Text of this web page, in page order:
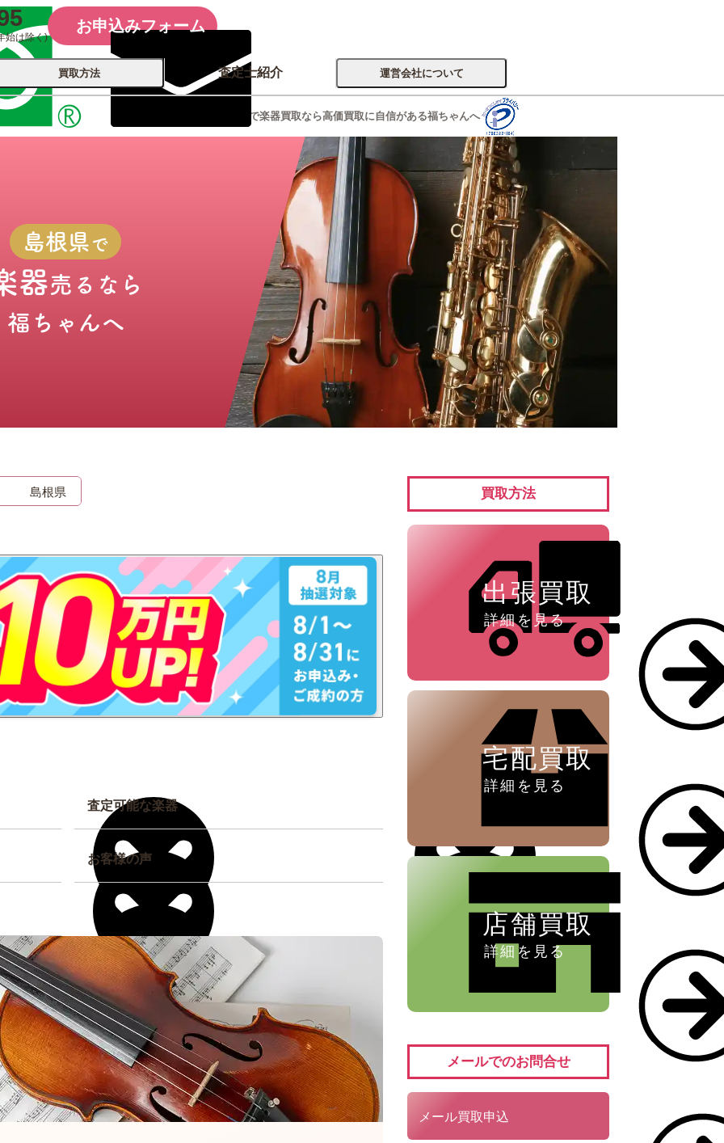
島根県で楽器買取なら高価買取に自信がある福ちゃんへ
始は除く)
お申込みフォーム
記念硬貨
おもちゃ
時計 毛皮 宝石 金券
ペン ⁄
買取方法
店舗買取
査定士紹介 運営会社について
会社概要 コーポレートサイトへ
島根県 で
器売るなら
福ちゃんへ
島根県
査定可能な楽器
お客様の声
買取方法
出張買取
詳細を見る
宅配買取
詳細を見る
店舗買取
詳細を見る
メールでのお問合せ
メール買取申込